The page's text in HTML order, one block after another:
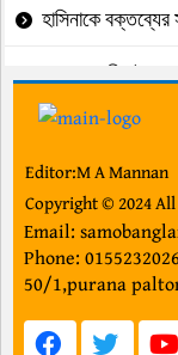
হাসিনাকে
অপ্রয়োজনীয় ইস্যু
২ কোটি ৪৬ লাখ
জুলাই গণ-
ছাত্রদল-শিবির
গল্প” মায়া”
Editor:M A Mannan
Copyright © 2024
Email:
Phone:
50/1,purana